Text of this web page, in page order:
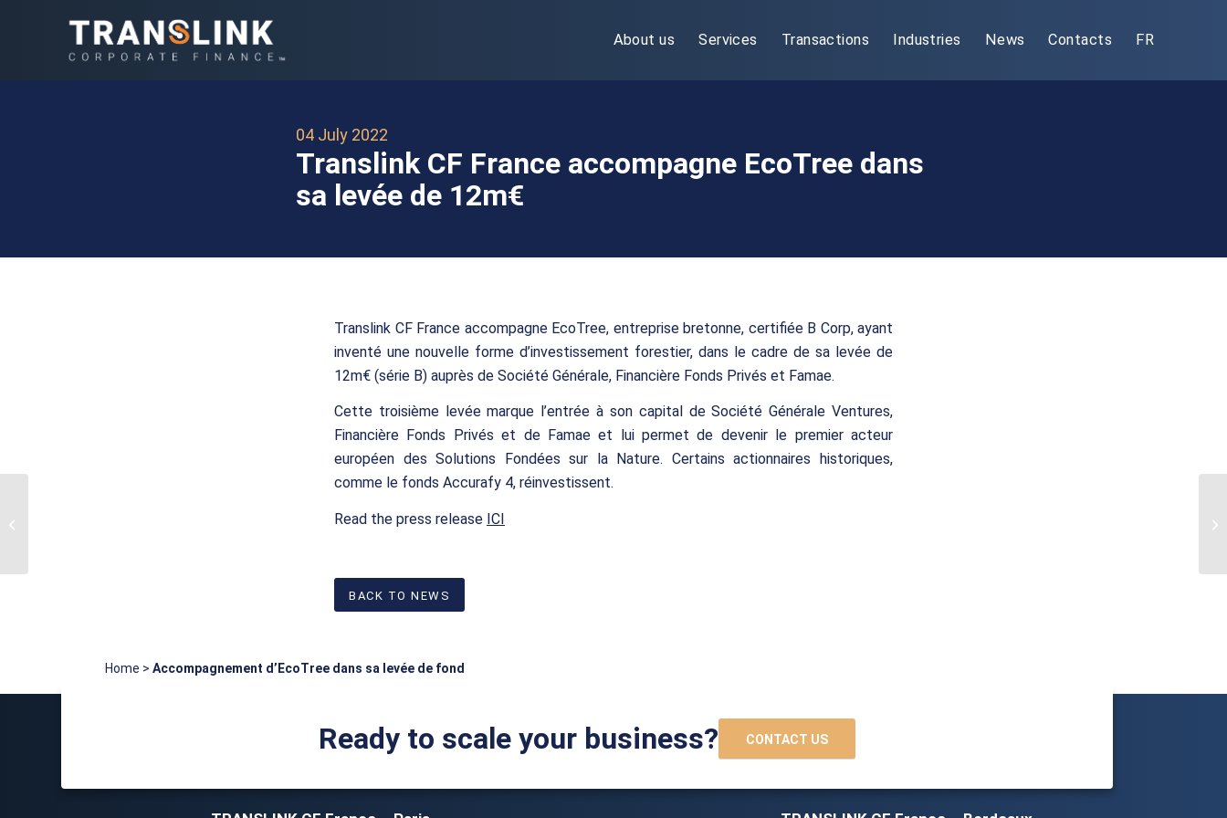
About us Services Transactions Industries News Contacts FR
04 July 2022
Translink CF France accompagne EcoTree dans
sa levée de 12m€
Translink CF France accompagne EcoTree, entreprise bretonne, certifiée B Corp, ayant
inventé une nouvelle forme d’investissement forestier, dans le cadre de sa levée de
12m€ (série B) auprès de Société Générale, Financière Fonds Privés et Famae.
Cette troisième levée marque l’entrée à son capital de Société Générale Ventures,
Financière Fonds Privés et de Famae et lui permet de devenir le premier acteur
européen des Solutions Fondées sur la Nature. Certains actionnaires historiques,
comme le fonds Accurafy 4, réinvestissent.
Read the press release ICI
BACK TO NEWS
Home > Accompagnement d’EcoTree dans sa levée de fond
Ready to scale your business? CONTACT US